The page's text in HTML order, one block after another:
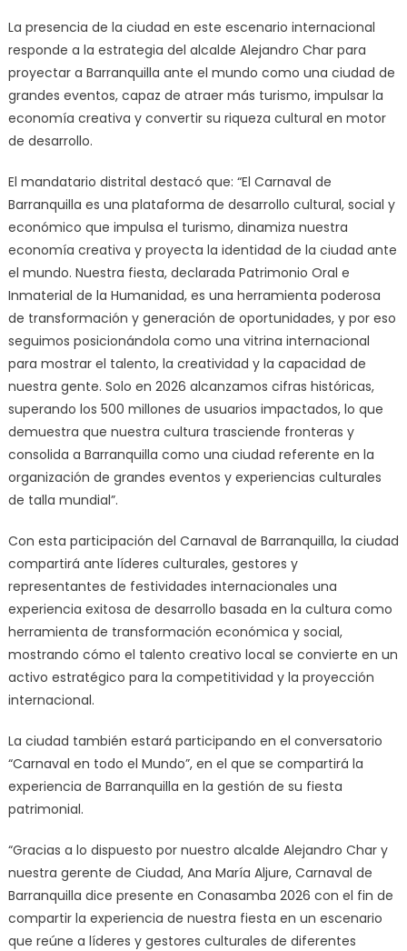
La presencia de la ciudad en este escenario internacional
responde a la estrategia del alcalde Alejandro Char para
proyectar a Barranquilla ante el mundo como una ciudad de
grandes eventos, capaz de atraer más turismo, impulsar la
economía creativa y convertir su riqueza cultural en motor
de desarrollo.
El mandatario distrital destacó que: “El Carnaval de
Barranquilla es una plataforma de desarrollo cultural, social y
económico que impulsa el turismo, dinamiza nuestra
economía creativa y proyecta la identidad de la ciudad ante
el mundo. Nuestra fiesta, declarada Patrimonio Oral e
Inmaterial de la Humanidad, es una herramienta poderosa
de transformación y generación de oportunidades, y por eso
seguimos posicionándola como una vitrina internacional
para mostrar el talento, la creatividad y la capacidad de
nuestra gente. Solo en 2026 alcanzamos cifras históricas,
superando los 500 millones de usuarios impactados, lo que
demuestra que nuestra cultura trasciende fronteras y
consolida a Barranquilla como una ciudad referente en la
organización de grandes eventos y experiencias culturales
de talla mundial”.
Con esta participación del Carnaval de Barranquilla, la ciudad
compartirá ante líderes culturales, gestores y
representantes de festividades internacionales una
experiencia exitosa de desarrollo basada en la cultura como
herramienta de transformación económica y social,
mostrando cómo el talento creativo local se convierte en un
activo estratégico para la competitividad y la proyección
internacional.
La ciudad también estará participando en el conversatorio
“Carnaval en todo el Mundo”, en el que se compartirá la
experiencia de Barranquilla en la gestión de su fiesta
patrimonial.
“Gracias a lo dispuesto por nuestro alcalde Alejandro Char y
nuestra gerente de Ciudad, Ana María Aljure, Carnaval de
Barranquilla dice presente en Conasamba 2026 con el fin de
compartir la experiencia de nuestra fiesta en un escenario
que reúne a líderes y gestores culturales de diferentes